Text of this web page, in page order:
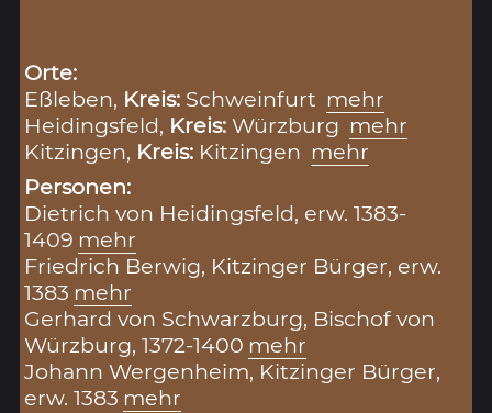
Orte:
Eßleben, Kreis: Schweinfurt mehr
Heidingsfeld, Kreis:Würzburg mehr
Kitzingen, Kreis: Kitzingen mehr
Personen:
Dietrich von Heidingsfeld, erw. 1383-
1409 mehr
Friedrich Berwig, Kitzinger Bürger, erw.
1383 mehr
Gerhard von Schwarzburg, Bischof von
Würzburg, 1372-1400 mehr
Johann Wergenheim, Kitzinger Bürger,
erw. 1383 mehr